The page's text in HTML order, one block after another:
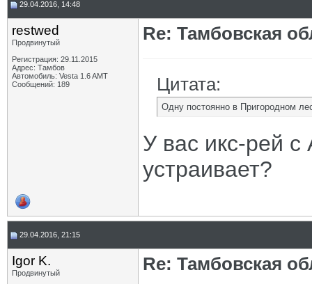
29.04.2016, 14:48
restwed
Продвинутый
Регистрация: 29.11.2015
Адрес: Тамбов
Автомобиль: Vesta 1.6 AMT
Сообщений: 189
Re: Тамбовская
Цитата:
Одну постоянно в Пригородном
У вас икс-рей
устраивает?
29.04.2016, 21:15
Igor K.
Продвинутый Re: Тамбовская